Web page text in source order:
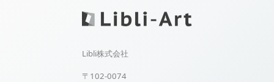
Libli株式会社
〒102-0074